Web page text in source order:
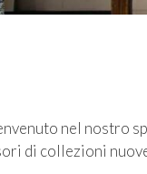
nel nostro
di collezioni